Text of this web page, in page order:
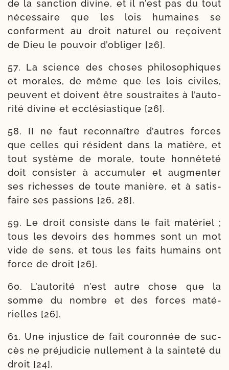
de la sanc­tion divine, et il n’est pas du tout
néces­saire que les lois humaines se
conforment au droit natu­rel ou reçoivent
de Dieu le pou­voir d’o­bli­ger [26].
57. La science des choses phi­lo­so­phiques
et morales, de même que les lois civiles,
peuvent et doivent être sous­traites à l’au­to­
ri­té divine et ecclé­sias­tique [26].
58. II ne faut recon­naître d’autres forces
que celles qui résident dans la matière, et
tout sys­tème de morale, toute hon­nê­te­té
doit consis­ter à accu­mu­ler et aug­men­ter
ses richesses de toute manière, et à satis­
faire ses pas­sions [26, 28].
59. Le droit consiste dans le fait maté­riel ;
tous les devoirs des hommes sont un mot
vide de sens, et tous les faits humains ont
force de droit [26].
60. L’autorité n’est autre chose que la
somme du nombre et des forces maté­
rielles [26].
61. Une injus­tice de fait cou­ron­née de suc­
cès ne pré­ju­di­cie nul­le­ment à la sain­te­té du
droit [24].